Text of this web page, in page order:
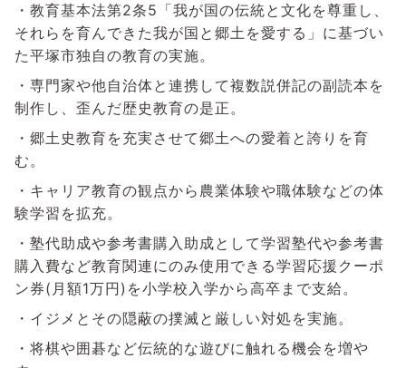
・教育基本法第2条5「我が国の伝統と文化を尊重し、
それらを育んできた我が国と郷土を愛する」に基づい
た平塚市独自の教育の実施。
・専門家や他自治体と連携して複数説併記の副読本を
制作し、歪んだ歴史教育の是正。
・郷土史教育を充実させて郷土への愛着と誇りを育
む。
・キャリア教育の観点から農業体験や職体験などの体
験学習を拡充。
・塾代助成や参考書購入助成として学習塾代や参考書
購入費など教育関連にのみ使用できる学習応援クーポ
ン券(月額1万円)を小学校入学から高卒まで支給。
・イジメとその隠蔽の撲滅と厳しい対処を実施。
・将棋や囲碁など伝統的な遊びに触れる機会を増や